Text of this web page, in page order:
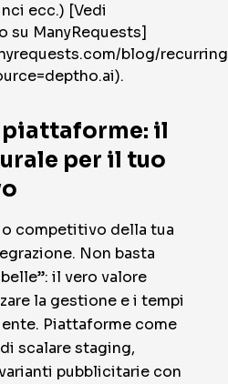
ecc.) [Vedi
su ManyRequests]
blog/
il
per il tuo
competitivo della tua
Non basta
il vero valore
la gestione e i tempi
Piattaforme come
scalare staging,
pubblicitarie con